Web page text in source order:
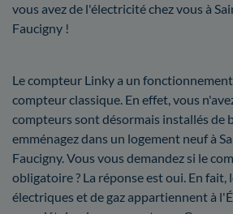
vous avez de l'électricité chez vous à
Faucigny !
Le compteur Linky a un
compteur classique. En effet, vous
compteurs sont désormais installés de
emménagez dans un logement neuf à
Faucigny. Vous vous demandez si le
obligatoire ? La réponse est oui. En fait,
électriques et de gaz appartiennent à